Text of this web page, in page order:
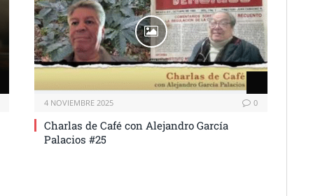
4 NOVIEMBRE 2025 0
Charlas de Café con Alejandro García
Palacios #25